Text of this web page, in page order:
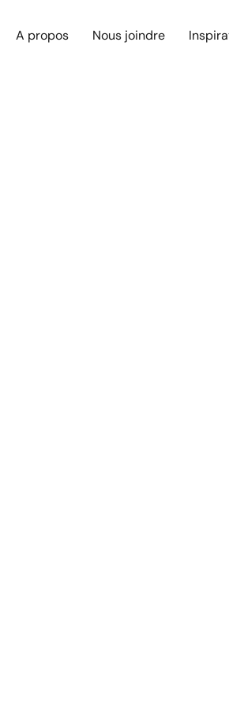
A propos Nous joindre